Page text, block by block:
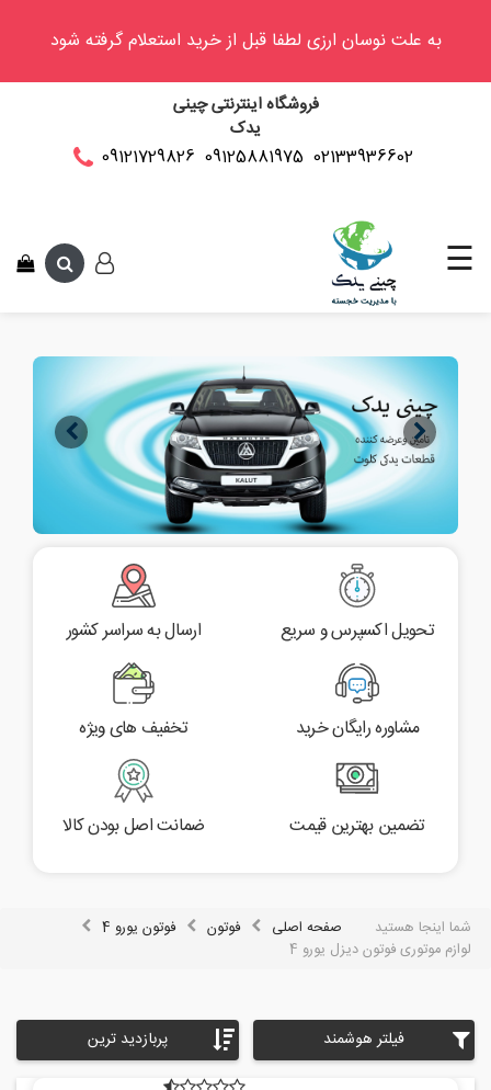
به علت نوسان ارزی لطفا قبل از خرید استعلام گرفته شود
فروشگاه اینترنتی چینی
یدک
02133936602
09125881975
09121729826
وینگل
سی
کاپرا
☰
تحویل اکسپرس و سریع ارسال به سراسر کشور
مشاوره رایگان خرید تخفیف های ویژه
تضمین بهترین قیمت ضمانت اصل بودن کالا
شما اینجا هستید صفحه اصلی فوتون
فوتون یورو 4
لوازم موتوری فوتون دیزل یورو 4
فیلتر هوشمند پربازدید ترین